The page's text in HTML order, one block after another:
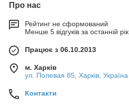
Про нас
Рейтинг не сформований
Менше 5 відгуків за останній рік
Працює з 06.10.2013
м. Харків
ул. Полевая 85, Харків, Україна
Контакти